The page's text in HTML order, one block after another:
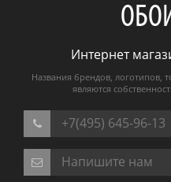
Интернет
Названия брендов, логотипов,
являются
+7(495) 645-96-13
Напишите нам